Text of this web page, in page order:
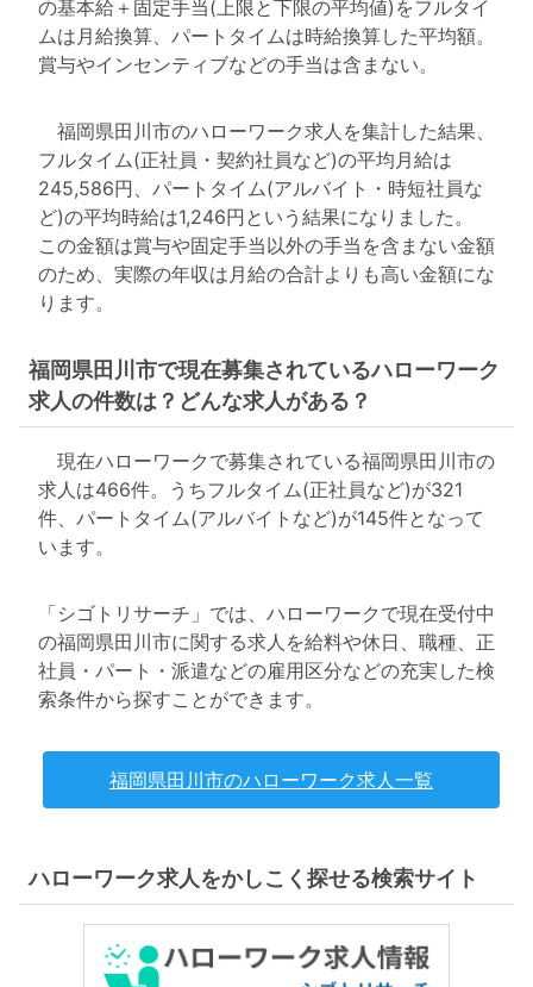
の基本給＋固定手当(上限と下限の平均値)をフルタイ
ムは月給換算、パートタイムは時給換算した平均額。
賞与やインセンティブなどの手当は含まない。
福岡県田川市のハローワーク求人を集計した結果、
フルタイム(正社員・契約社員など)の平均月給は
245,586円、パートタイム(アルバイト・時短社員な
ど)の平均時給は1,246円という結果になりました。
この金額は賞与や固定手当以外の手当を含まない金額
のため、実際の年収は月給の合計よりも高い金額にな
ります。
福岡県田川市で現在募集されているハローワーク
求人の件数は？どんな求人がある？
現在ハローワークで募集されている福岡県田川市の
求人は466件。うちフルタイム(正社員など)が321
件、パートタイム(アルバイトなど)が145件となって
います。
「シゴトリサーチ」では、ハローワークで現在受付中
の福岡県田川市に関する求人を給料や休日、職種、正
社員・パート・派遣などの雇用区分などの充実した検
索条件から探すことができます。
福岡県田川市のハローワーク求人一覧
ハローワーク求人をかしこく探せる検索サイト